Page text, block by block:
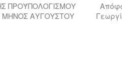
ΠΡΟΫΠΟΛΟΓΙΣΜΟΥ
ΜΗΝΟΣ ΑΥΓΟΥΣΤΟΥ